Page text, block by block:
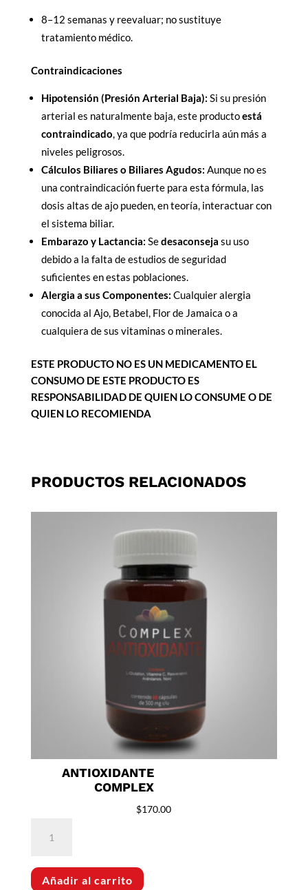
8–12 semanas y reevaluar; no sustituye
tratamiento médico.
Contraindicaciones
Hipotensión (Presión Arterial Baja): Si su presión
arterial es naturalmente baja, este productoestá
contraindicado, ya que podría reducirla aún más a
niveles peligrosos.
Cálculos Biliares o Biliares Agudos: Aunque no es
una contraindicación fuerte para esta fórmula, las
dosis altas de ajo pueden, en teoría, interactuar con
el sistema biliar.
Embarazo y Lactancia: Sedesaconseja su uso
debido a la falta de estudios de seguridad
suficientes en estas poblaciones.
Alergia a sus Componentes: Cualquier alergia
conocida al Ajo, Betabel, Flor de Jamaica o a
cualquiera de sus vitaminas o minerales.
ESTE PRODUCTO NO ES UN MEDICAMENTO EL
CONSUMO DE ESTE PRODUCTO ES
RESPONSABILIDAD DE QUIEN LO CONSUME O DE
QUIEN LO RECOMIENDA
PRODUCTOS RELACIONADOS
ANTIOXIDANTE
COMPLEX
$170.00
Complex
Añadir al carrito